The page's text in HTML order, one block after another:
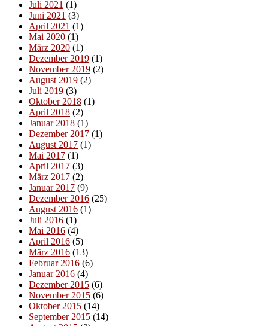
Juli 2021 (1)
Juni 2021 (3)
April 2021 (1)
Mai 2020 (1)
März 2020 (1)
Dezember 2019 (1)
November 2019 (2)
August 2019 (2)
Juli 2019 (3)
Oktober 2018 (1)
April 2018 (2)
Januar 2018 (1)
Dezember 2017 (1)
August 2017 (1)
Mai 2017 (1)
April 2017 (3)
März 2017 (2)
Januar 2017 (9)
Dezember 2016 (25)
August 2016 (1)
Juli 2016 (1)
Mai 2016 (4)
April 2016 (5)
März 2016 (13)
Februar 2016 (6)
Januar 2016 (4)
Dezember 2015 (6)
November 2015 (6)
Oktober 2015 (14)
September 2015 (14)